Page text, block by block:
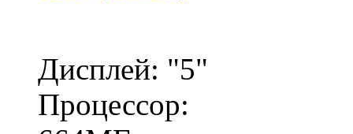
Дисплей: "5"
Процессор: